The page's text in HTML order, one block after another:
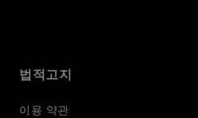
법적고지
이용 약관